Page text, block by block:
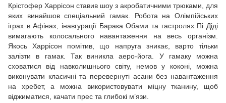
Крістофер Харрісон ставив шоу з акробатичними трюками, для
яких винайшов спеціальний гамак. Робота на Олімпійських
іграх в Афінах, інавгурації Барака Обами та гастролях Пі Діді
вимагають колосального навантаження на весь організм.
Якось Харрісон помітив, що напруга зникає, варто тільки
залізти в гамак. Так виникла аеро-йога. У гамаку можна
сховатися від навколишнього світу, немов у коконі, можна
виконувати класичні та перевернуті асани без навантаження
на хребет, а можна використовувати міцну тканину, щоб
віджиматися, качати прес та глибокі м’язи.